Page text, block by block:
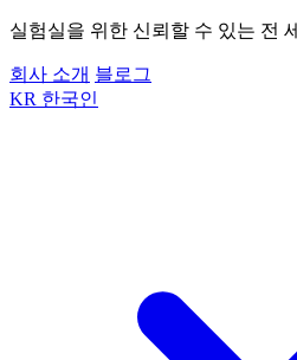
실험실을 위한 신뢰할 수 있는 전
회사 소개 블로그
KR 한국인